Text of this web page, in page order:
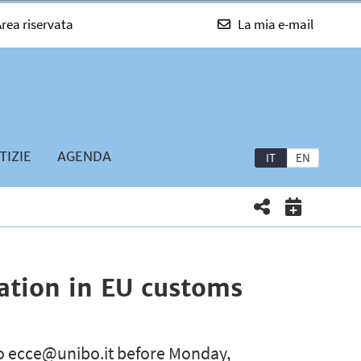
riservata La mia e-mail
IT EN
AGENDA
in EU customs
before Monday,